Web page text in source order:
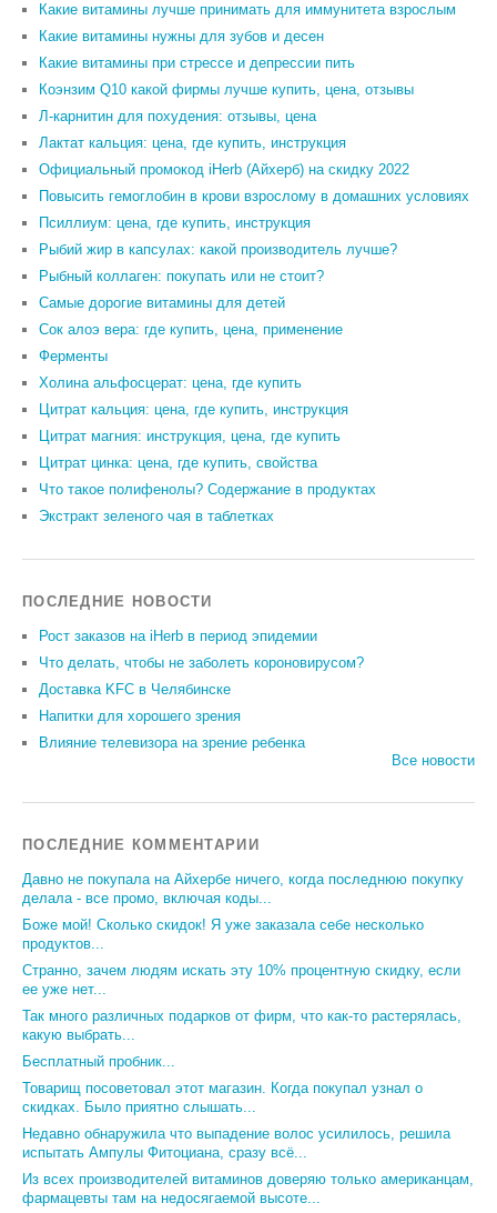
Какие витамины лучше принимать для иммунитета взрослым
Какие витамины нужны для зубов и десен
Какие витамины при стрессе и депрессии пить
Коэнзим Q10 какой фирмы лучше купить, цена, отзывы
Л-карнитин для похудения: отзывы, цена
Лактат кальция: цена, где купить, инструкция
Официальный промокод iHerb (Айхерб) на скидку 2022
Повысить гемоглобин в крови взрослому в домашних условиях
Псиллиум: цена, где купить, инструкция
Рыбий жир в капсулах: какой производитель лучше?
Рыбный коллаген: покупать или не стоит?
Самые дорогие витамины для детей
Сок алоэ вера: где купить, цена, применение
Ферменты
Холина альфосцерат: цена, где купить
Цитрат кальция: цена, где купить, инструкция
Цитрат магния: инструкция, цена, где купить
Цитрат цинка: цена, где купить, свойства
Что такое полифенолы? Содержание в продуктах
Экстракт зеленого чая в таблетках
ПОСЛЕДНИЕ НОВОСТИ
Рост заказов на iHerb в период эпидемии
Что делать, чтобы не заболеть короновирусом?
Доставка KFC в Челябинске
Напитки для хорошего зрения
Влияние телевизора на зрение ребенка
Все новости
ПОСЛЕДНИЕ КОММЕНТАРИИ
Давно не покупала на Айхербе ничего, когда последнюю покупку
делала - все промо, включая коды...
Боже мой! Сколько скидок! Я уже заказала себе несколько
продуктов...
Странно, зачем людям искать эту 10% процентную скидку, если
ее уже нет...
Так много различных подарков от фирм, что как-то растерялась,
какую выбрать...
Бесплатный пробник...
Товарищ посоветовал этот магазин. Когда покупал узнал о
скидках. Было приятно слышать...
Недавно обнаружила что выпадение волос усилилось, решила
испытать Ампулы Фитоциана, сразу всё...
Из всех производителей витаминов доверяю только американцам,
фармацевты там на недосягаемой высоте...